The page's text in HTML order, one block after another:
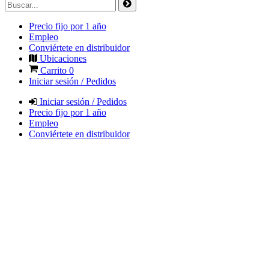
Precio fijo por 1 año
Empleo
Conviértete en distribuidor
Ubicaciones
Carrito 0
Iniciar sesión / Pedidos
Iniciar sesión / Pedidos
Precio fijo por 1 año
Empleo
Conviértete en distribuidor